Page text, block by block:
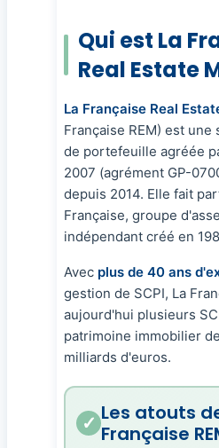
Qui est La
Real Estate
La Française Real
Française REM) est
de portefeuille agréée
2007 (agrément GP-
depuis 2014. Elle fait
Française, groupe
indépendant créé en
Avec plus de 40 ans
gestion de SCPI, La
aujourd'hui plusieurs
patrimoine immobilier
milliards d'euros.
Les atouts
Française